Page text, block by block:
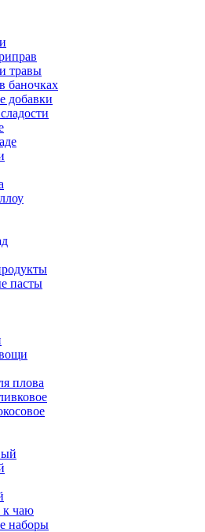
травы
баночках
добавки
пасты
плова
к чаю
наборы